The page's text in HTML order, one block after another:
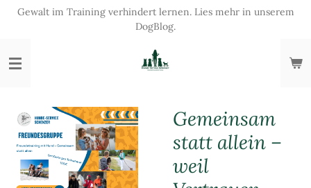
Zum
Gewalt im Training verhindert lernen. Lies mehr in unserem
DogBlog.
Gemeinsam
statt allein –
weil